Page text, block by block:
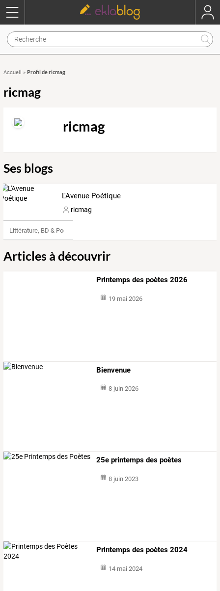
Accueil » Profil de ricmag
ricmag
ricmag
Ses blogs
L'Avenue Poétique
ricmag
Littérature, BD & Poésie
Articles à découvrir
Printemps des poètes 2026
19 mai 2026
Bienvenue
8 juin 2026
25e printemps des poètes
8 juin 2023
Printemps des poètes 2024
14 mai 2024